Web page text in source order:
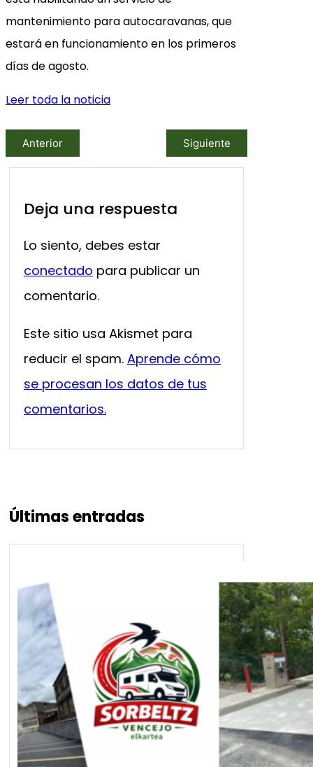
mantenimiento para autocaravanas, que
estará en funcionamiento en los primeros
días de agosto.
Leer toda la noticia
Anterior Siguiente
Deja una respuesta
Lo siento, debes estar
conectado para publicar un
comentario.
Este sitio usa Akismet para
reducir el spam. Aprende cómo
se procesan los datos de tus
comentarios.
Últimas entradas